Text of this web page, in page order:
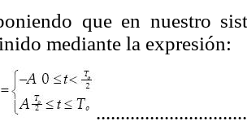
que en nuestro
mediante la expresión: